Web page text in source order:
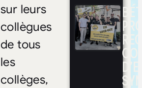
sur leurs
collègues
de tous
les
collèges,